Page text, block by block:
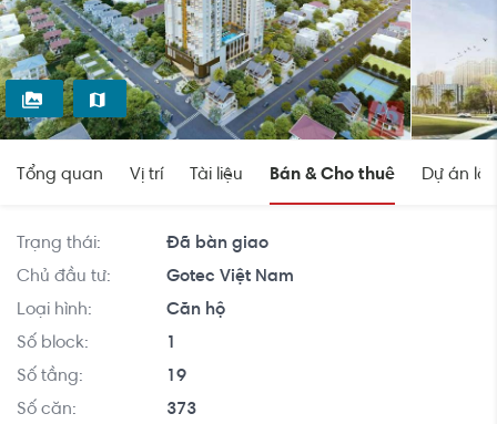
Tổng quan Vị trí Tài liệu Bán & Cho thuê Dự án
Trạng thái:
Đã bàn giao
Chủ đầu tư:
Gotec Việt Nam
Loại hình:
Căn hộ
Số block:
1
Số tầng:
19
Số căn:
373